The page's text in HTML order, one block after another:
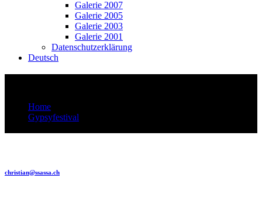
Galerie 2007
Galerie 2005
Galerie 2003
Galerie 2001
Datenschutzerklärung
Deutsch
Home
Gypsyfestival
christian@ssassa.ch